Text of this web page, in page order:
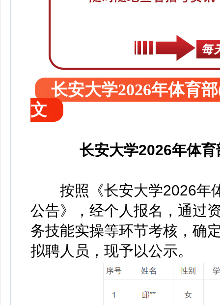
长安大学2026年体育
文
长安大学2026年体
按照《长安大学2026年
公告》，经个人报名，通过
务技能实操等环节考核，确
拟聘人员，现予以公示。